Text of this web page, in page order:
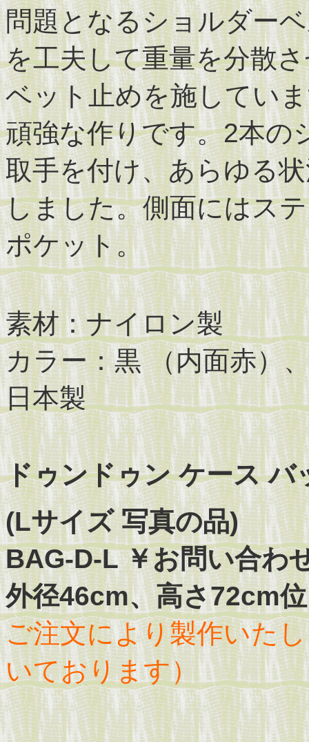
問題となるショルダー
を工夫して重量を分散
ベット止めを施してい
頑強な作りです。2本の
取手を付け、あらゆる
しました。側面にはス
ポケット。
素材：ナイロン製
カラー：黒 （内面赤）
日本製
ドゥンドゥン ケース バ
(Lサイズ 写真の品)
BAG-D-L ￥お問い合わ
外径46cm、高さ72cm
ご注文により製作いた
いております）